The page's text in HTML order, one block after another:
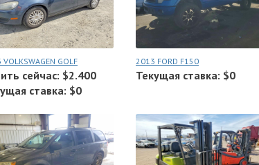
GOLF
сейчас: $2.400
ставка: $0
2013 FORD F150
Текущая ставка: $0